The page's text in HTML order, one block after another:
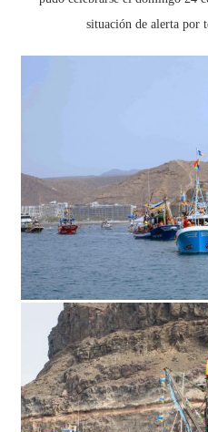
situación de alerta por